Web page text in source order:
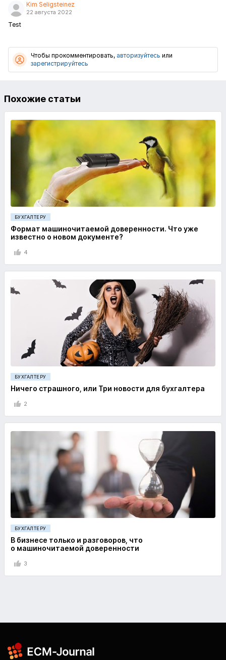
Kim Seligsteinez
22 августа 2022
Test
Чтобы прокомментировать, авторизуйтесь или
зарегистрируйтесь
Похожие статьи
БУХГАЛТЕРУ
Формат машиночитаемой доверенности. Что уже
известно о новом документе?
4
БУХГАЛТЕРУ
Ничего страшного, или Три новости для бухгалтера
2
БУХГАЛТЕРУ
В бизнесе только и разговоров, что
о машиночитаемой доверенности
3